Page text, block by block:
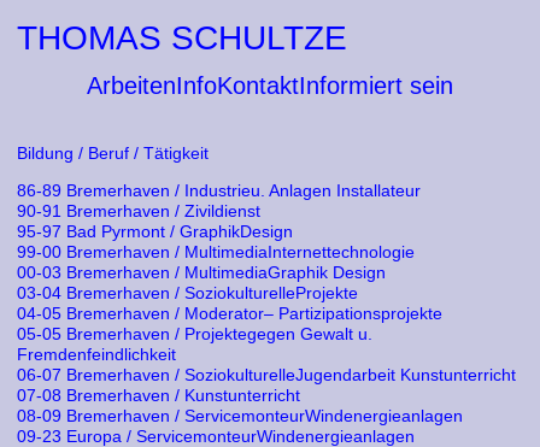
THOMAS SCHULTZE
ArbeitenInfoKontaktInformiert sein
Bildung / Beruf / Tätigkeit
86-89 Bremerhaven / Industrieu. Anlagen Installateur
90-91 Bremerhaven / Zivildienst
95-97 Bad Pyrmont / GraphikDesign
99-00 Bremerhaven / MultimediaInternettechnologie
00-03 Bremerhaven / MultimediaGraphik Design
03-04 Bremerhaven / SoziokulturelleProjekte
04-05 Bremerhaven / Moderator– Partizipationsprojekte
05-05 Bremerhaven / Projektegegen Gewalt u.
Fremdenfeindlichkeit
06-07 Bremerhaven / SoziokulturelleJugendarbeit Kunstunterricht
07-08 Bremerhaven / Kunstunterricht
08-09 Bremerhaven / ServicemonteurWindenergieanlagen
09-23 Europa / ServicemonteurWindenergieanlagen